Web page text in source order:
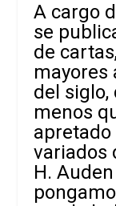
A cargo
se
de
mayores
del siglo,
menos
variados
H.